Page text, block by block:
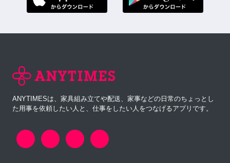
ANYTIMESは、家具組み立てや配送、家事などの日常のちょっとし
た用事を依頼したい人と、仕事をしたい人をつなげるアプリです。